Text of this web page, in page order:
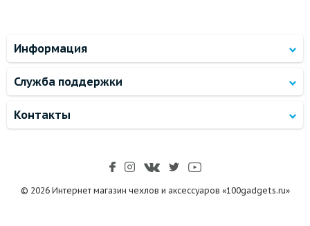
Информация
Служба поддержки
Контакты
© 2026 Интернет магазин чехлов и аксессуаров «100gadgets.ru»